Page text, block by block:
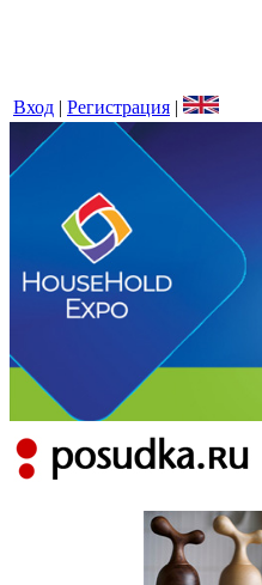
Вход | Регистрация |